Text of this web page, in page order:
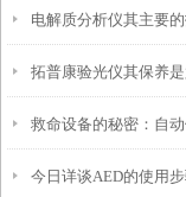
电解质分析仪其主要
拓普康验光仪其保养
救命设备的秘密：自
组成，远比你想的更
今日详谈AED的使用